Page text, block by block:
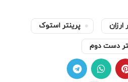
ارزان پرینتر استوک
دست دوم